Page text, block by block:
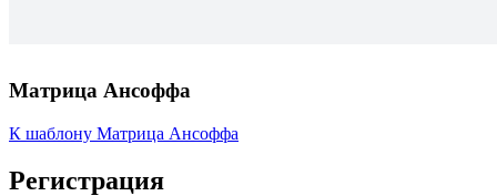
Матрица Ансоффа
К шаблону Матрица Ансоффа
Регистрация